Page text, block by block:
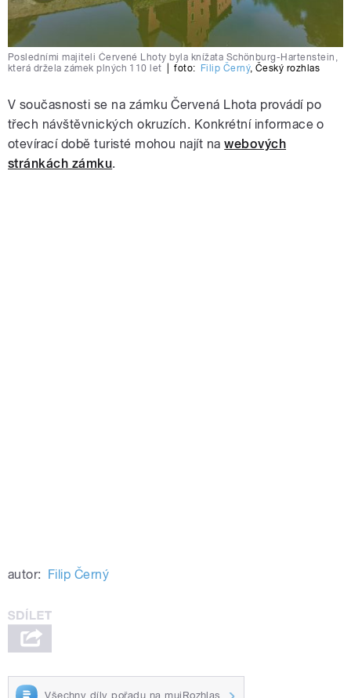
Posledními majiteli Červené Lhoty byla knížata Schönburg-Hartenstein,
která držela zámek plných 110 let
foto: Filip Černý, Český rozhlas
V současnosti se na zámku Červená Lhota provádí po
třech návštěvnických okruzích. Konkrétní informace o
otevírací době turisté mohou najít nawebových
stránkách zámku.
autor: Filip Černý
Všechny díly pořadu na mujRozhlas